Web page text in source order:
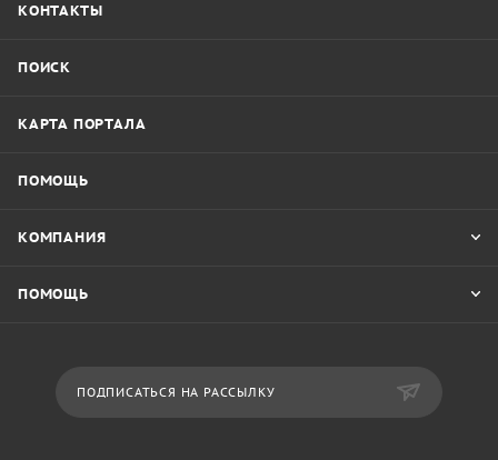
КОНТАКТЫ
ПОИСК
КАРТА ПОРТАЛА
ПОМОЩЬ
КОМПАНИЯ
ПОМОЩЬ
ПОДПИСАТЬСЯ НА РАССЫЛКУ